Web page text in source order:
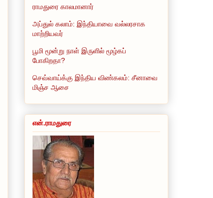
ராமதுரை காலமானார்
அப்துல் கலாம்: இந்தியாவை வல்லரசாக
மாற்றியவர்
பூமி மூன்று நாள் இருளில் மூழ்கப்
போகிறதா?
செவ்வாய்க்கு இந்திய விண்கலம்: சீனாவை
மிஞ்ச ஆசை
என்.ராமதுரை